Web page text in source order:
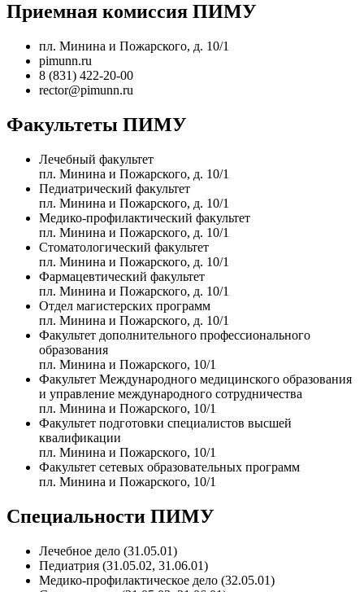
Приемная комиссия ПИМУ
пл. Минина и Пожарского, д. 10/1
pimunn.ru
8 (831) 422-20-00
rector@pimunn.ru
Факультеты ПИМУ
Лечебный факультет
пл. Минина и Пожарского, д. 10/1
Педиатрический факультет
пл. Минина и Пожарского, д. 10/1
Медико-профилактический факультет
пл. Минина и Пожарского, д. 10/1
Стоматологический факультет
пл. Минина и Пожарского, д. 10/1
Фармацевтический факультет
пл. Минина и Пожарского, д. 10/1
Отдел магистерских программ
пл. Минина и Пожарского, д. 10/1
Факультет дополнительного профессионального
образования
пл. Минина и Пожарского, 10/1
Факультет Международного медицинского образования
и управление международного сотрудничества
пл. Минина и Пожарского, 10/1
Факультет подготовки специалистов высшей
квалификации
пл. Минина и Пожарского, 10/1
Факультет сетевых образовательных программ
пл. Минина и Пожарского, 10/1
Специальности ПИМУ
Лечебное дело (31.05.01)
Педиатрия (31.05.02, 31.06.01)
Медико-профилактическое дело (32.05.01)